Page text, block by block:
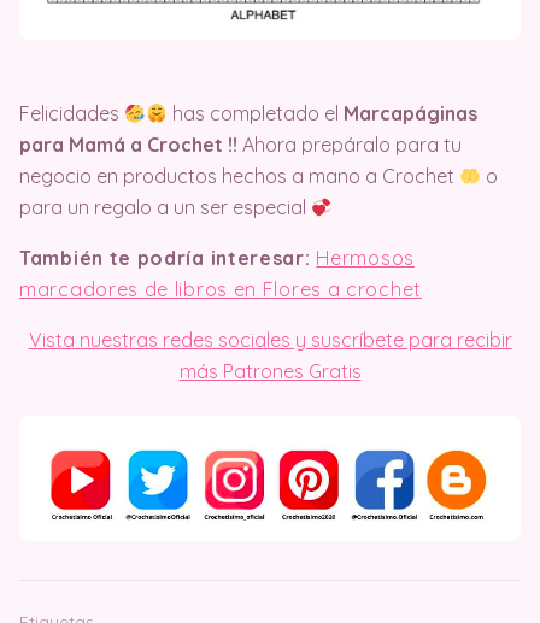
Felicidades has completado el Marcapáginas
para Mamá a Crochet !! Ahora prepáralo para tu
negocio en productos hechos a mano a Crochet
o
para un regalo a un ser especial
También te podría interesar: Hermosos
marcadores de libros en Flores a crochet
Vista nuestras redes sociales y suscríbete para recibir
más Patrones Gratis